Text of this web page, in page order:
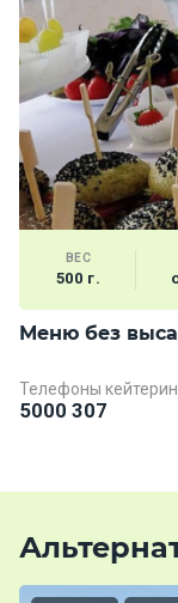
ВЕС
500 г.
Меню без
Телефоны
5000 307